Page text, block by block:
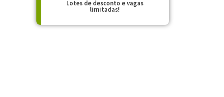
Lotes de desconto e vagas
limitadas!